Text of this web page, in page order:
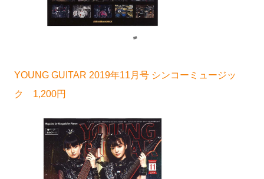
YOUNG GUITAR 2019年11月号 シンコーミュージッ
ク 1,200円